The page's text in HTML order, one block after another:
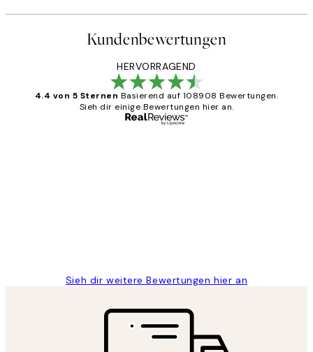
Kundenbewertungen
HERVORRAGEND
4.4 von 5 Sternen Basierend auf 108908 Bewertungen.
Sieh dir einige Bewertungen hier an.
Sieh dir weitere Bewertungen hier an